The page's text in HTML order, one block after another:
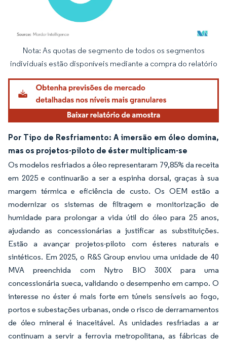
Imagem © Mordor Intelligence. O reuso requer atribuição conforme CC BY 4.0.
Nota: As quotas de segmento de todos os segmentos
individuais estão disponíveis mediante a compra do relatório
Por Tipo de Resfriamento: A imersão em óleo domina,
mas os projetos-piloto de éster multiplicam-se
Os modelos resfriados a óleo representaram 79,85% da receita
em 2025 e continuarão a ser a espinha dorsal, graças à sua
margem térmica e eficiência de custo. Os OEM estão a
modernizar os sistemas de filtragem e monitorização de
humidade para prolongar a vida útil do óleo para 25 anos,
ajudando as concessionárias a justificar as substituições.
Estão a avançar projetos-piloto com ésteres naturais e
sintéticos. Em 2025, o R&S Group enviou uma unidade de 40
MVA preenchida com Nytro BIO 300X para uma
concessionária sueca, validando o desempenho em campo. O
interesse no éster é mais forte em túneis sensíveis ao fogo,
portos e subestações urbanas, onde o risco de derramamentos
de óleo mineral é inaceitável. As unidades resfriadas a ar
continuam a servir a ferrovia metropolitana, as fábricas de